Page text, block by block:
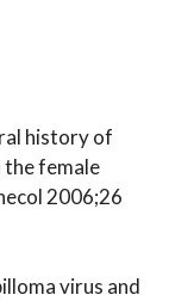
history of
the female
2006;26
virus and